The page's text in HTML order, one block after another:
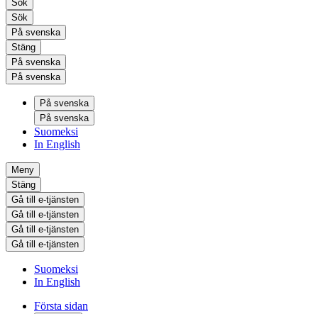
Sök
Sök
På svenska
Stäng
På svenska
På svenska
På svenska
På svenska
Suomeksi
In English
Meny
Stäng
Gå till e-tjänsten
Gå till e-tjänsten
Gå till e-tjänsten
Gå till e-tjänsten
Suomeksi
In English
Första sidan